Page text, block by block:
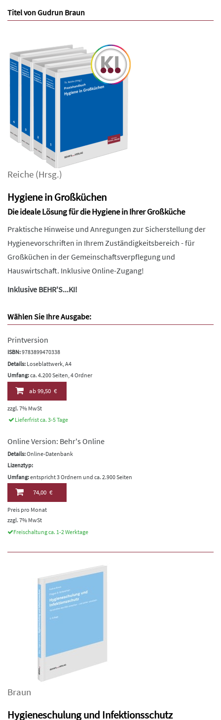
Titel von Gudrun Braun
Reiche (Hrsg.)
Hygiene in Großküchen
Die ideale Lösung für die Hygiene in Ihrer Großküche
Praktische Hinweise und Anregungen zur Sicherstellung der
Hygienevorschriften in Ihrem Zuständigkeitsbereich - für
Großküchen in der Gemeinschaftsverpflegung und
Hauswirtschaft. Inklusive Online-Zugang!
Inklusive BEHR'S...KI!
Wählen Sie Ihre Ausgabe:
Printversion
ISBN:9783899470338
Details: Loseblattwerk, A4
Umfang:ca. 4.200 Seiten, 4 Ordner
ab99,50 €
zzgl. 7% MwSt
Lieferfrist ca. 3-5 Tage
Online Version: Behr's Online
Details:Online-Datenbank
Lizenztyp:
Umfang:entspricht 3 Ordnern und ca. 2.900 Seiten
74,00 €
Preis pro Monat
zzgl. 7% MwSt
Freischaltung ca. 1-2 Werktage
Braun
Hygieneschulung und Infektionsschutz